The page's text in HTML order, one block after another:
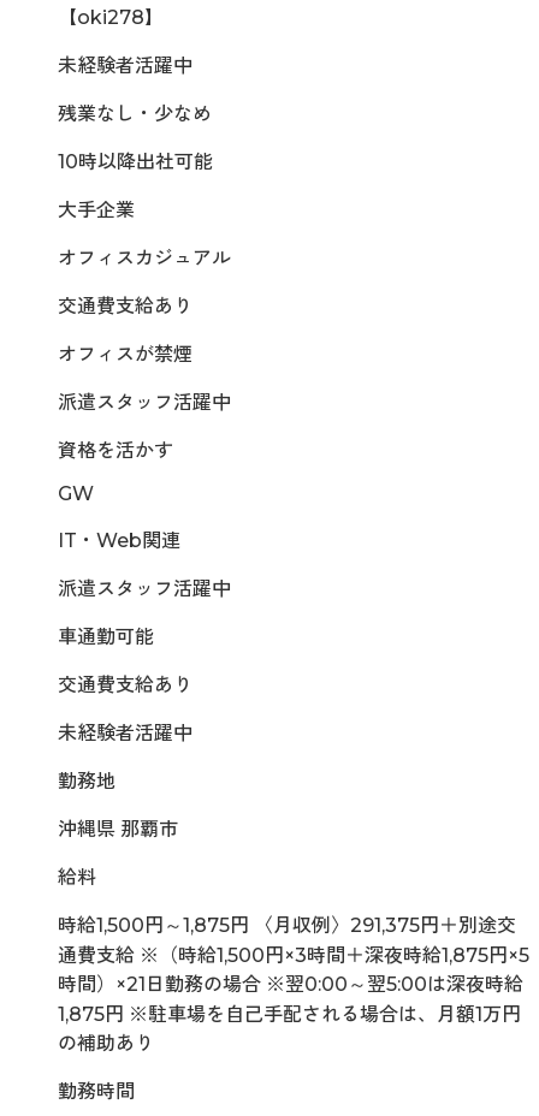
【oki278】
未経験者活躍中
残業なし・少なめ
10時以降出社可能
大手企業
オフィスカジュアル
交通費支給あり
オフィスが禁煙
派遣スタッフ活躍中
資格を活かす
GW
IT・Web関連
派遣スタッフ活躍中
車通勤可能
交通費支給あり
未経験者活躍中
勤務地
沖縄県 那覇市
給料
時給1,500円～1,875円 〈月収例〉291,375円＋別途交
通費支給 ※（時給1,500円×3時間＋深夜時給1,875円×5
時間）×21日勤務の場合 ※翌0:00～翌5:00は深夜時給
1,875円 ※駐車場を自己手配される場合は、月額1万円
の補助あり
勤務時間